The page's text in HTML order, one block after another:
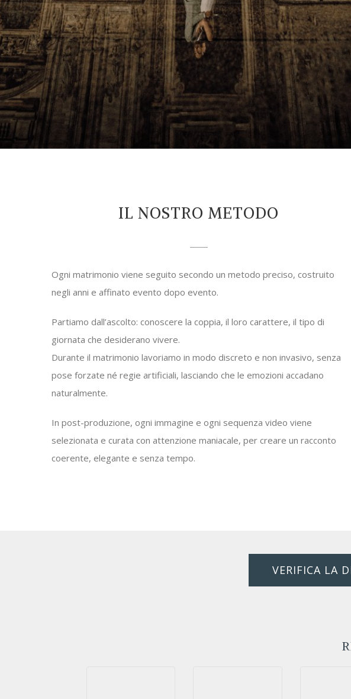
IL NOSTRO METODO
Ogni matrimonio viene seguito secondo un metodo preciso, costruito
negli anni e affinato evento dopo evento.
Partiamo dall’ascolto: conoscere la coppia, il loro carattere, il tipo di
giornata che desiderano vivere.
Durante il matrimonio lavoriamo in modo discreto e non invasivo, senza
pose forzate né regie artificiali, lasciando che le emozioni accadano
naturalmente.
In post-produzione, ogni immagine e ogni sequenza video viene
selezionata e curata con attenzione maniacale, per creare un racconto
coerente, elegante e senza tempo.
VERIFICA LA